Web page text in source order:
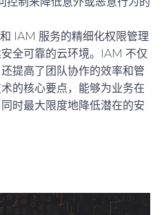
IAM 服务的精细化权限管理
全可靠的云环境。IAM 不仅
提高了团队协作的效率和管
的核心要点，能够为业务在
时最大限度地降低潜在的安